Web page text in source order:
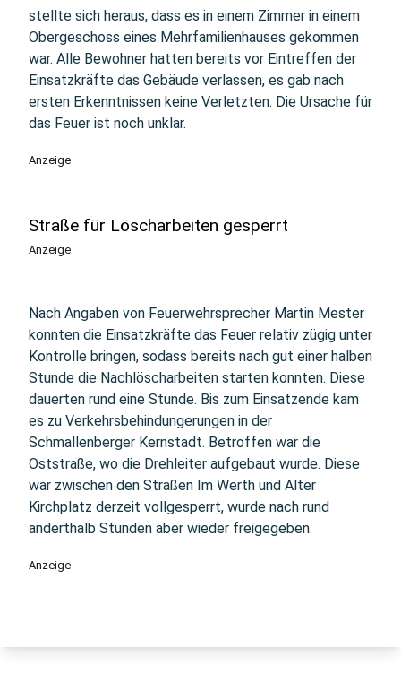
stellte sich heraus, dass es in einem Zimmer in einem
Obergeschoss eines Mehrfamilienhauses gekommen
war. Alle Bewohner hatten bereits vor Eintreffen der
Einsatzkräfte das Gebäude verlassen, es gab nach
ersten Erkenntnissen keine Verletzten. Die Ursache für
das Feuer ist noch unklar.
Anzeige
Straße für Löscharbeiten gesperrt
Anzeige
Nach Angaben von Feuerwehrsprecher Martin Mester
konnten die Einsatzkräfte das Feuer relativ zügig unter
Kontrolle bringen, sodass bereits nach gut einer halben
Stunde die Nachlöscharbeiten starten konnten. Diese
dauerten rund eine Stunde. Bis zum Einsatzende kam
es zu Verkehrsbehindungerungen in der
Schmallenberger Kernstadt. Betroffen war die
Oststraße, wo die Drehleiter aufgebaut wurde. Diese
war zwischen den Straßen Im Werth und Alter
Kirchplatz derzeit vollgesperrt, wurde nach rund
anderthalb Stunden aber wieder freigegeben.
Anzeige